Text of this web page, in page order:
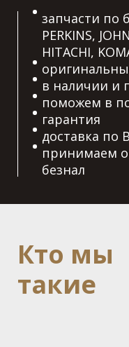
запчасти по
PERKINS,
HITACHI,
в наличии и
поможем в
гарантия
доставка по
принимаем
безнал
Кто мы
такие